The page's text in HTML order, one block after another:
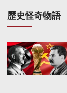
歷史怪奇物語